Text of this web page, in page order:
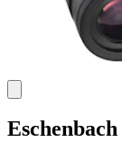
Eschenbach